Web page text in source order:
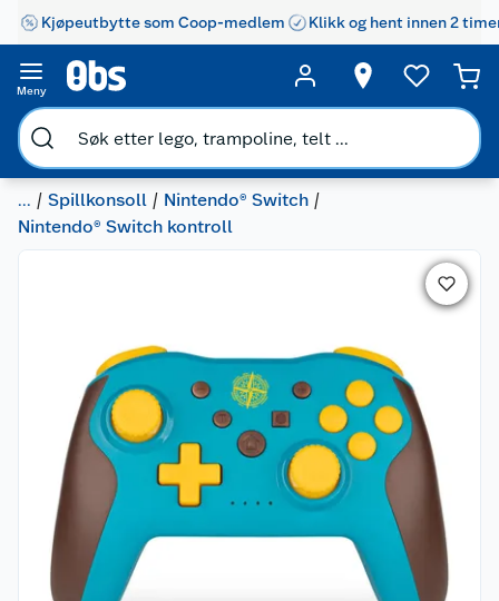
Kjøpeutbytte som Coop-medlem Klikk og hent innen 2
Meny
... Spillkonsoll
Nintendo® Switch
Nintendo® Switch kontroll